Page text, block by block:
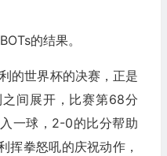
的结果。
的世界杯的决赛，正是
间展开，比赛第68分
一球，2-0的比分帮助
挥拳怒吼的庆祝动作，